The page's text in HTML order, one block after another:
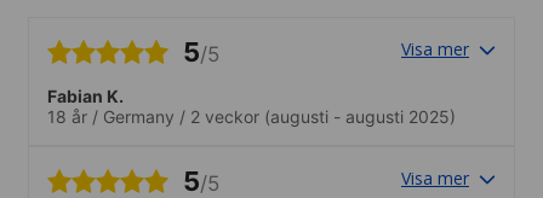
5/5 Visa mer
Fabian K.
18 år / Germany / 2 veckor (augusti - augusti 2025)
5/5 Visa mer